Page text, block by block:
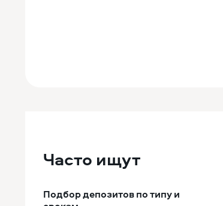
Часто ищут
Подбор депозитов по типу и